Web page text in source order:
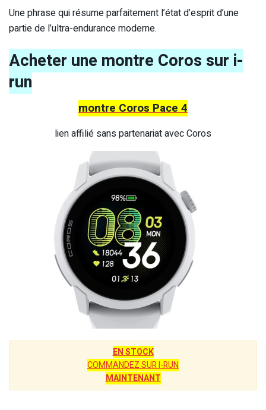
Une phrase qui résume parfaitement l’état d’esprit d’une
partie de l’ultra-endurance moderne.
Acheter une montre Coros sur i-
run
montre Coros Pace 4
lien affilié sans partenariat avec Coros
EN STOCK
COMMANDEZ SUR I-RUN
MAINTENANT